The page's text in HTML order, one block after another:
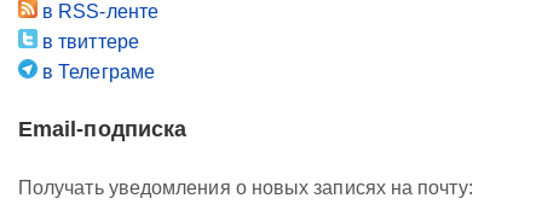
в RSS-ленте
в твиттере
в Телеграме
Email-подписка
Получать уведомления о новых записях на почту: